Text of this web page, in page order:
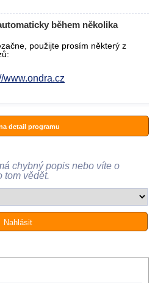
během několika
použijte prosím některý z
www.ondra.cz
detail programu
chybný popis nebo víte o
tom vědět.